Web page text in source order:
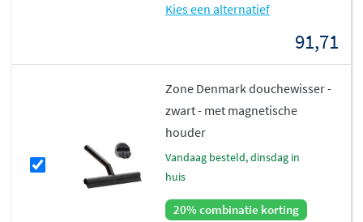
Kies een alternatief
91,71
Zone Denmark douchewisser -
zwart - met magnetische
houder
vandaag besteld, dinsdag in
huis
20% combinatie korting